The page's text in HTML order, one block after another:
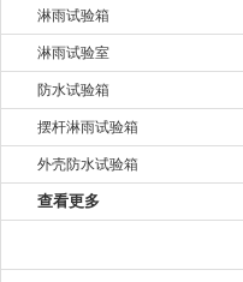
淋雨试验箱
淋雨试验室
防水试验箱
摆杆淋雨试验箱
外壳防水试验箱
查看更多